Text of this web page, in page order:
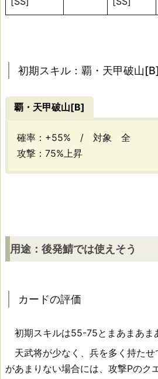
覇・
天
甲
山
途：
後
鯖
で
は
使
初期スキル：覇・天甲破山[B]
覇・天甲破山[B]
確率：+55% / 対象 全
攻撃：75%上昇
用途：後発鯖では使えそう
カードの評価
初期スキルは55-75とまあまあま
天武将が少なく、兵を多く持たせ
があまりない場合には、攻撃Pのク